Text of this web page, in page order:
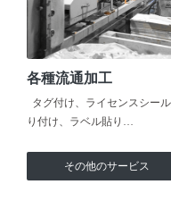
各種流通加工
タグ付け、ライセンスシー
り付け、ラベル貼り…
その他のサービス